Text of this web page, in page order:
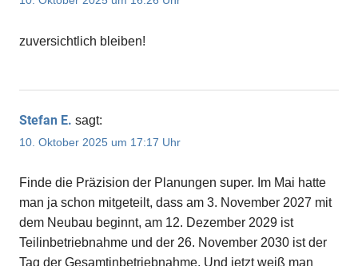
zuversichtlich bleiben!
Stefan E. sagt:
10. Oktober 2025 um 17:17 Uhr
Finde die Präzision der Planungen super. Im Mai hatte
man ja schon mitgeteilt, dass am 3. November 2027 mit
dem Neubau beginnt, am 12. Dezember 2029 ist
Teilinbetriebnahme und der 26. November 2030 ist der
Tag der Gesamtinbetriebnahme. Und jetzt weiß man